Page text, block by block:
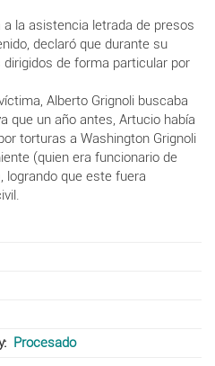
la asistencia letrada de presos
declaró que durante su
de forma particular por
Alberto Grignoli buscaba
que un año antes, Artucio había
torturas a Washington Grignoli
(quien era funcionario de
logrando que este fuera
Procesado